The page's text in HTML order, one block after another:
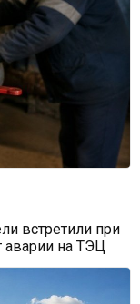
встретили при
аварии на ТЭЦ